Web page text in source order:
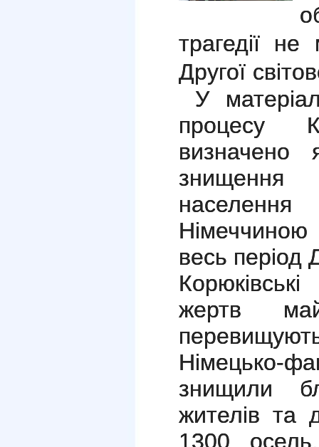
трагедії
Другої
У
процесу
визначено
знищення
весь період
жертв
Німецько-
знищили
жителів та
1300